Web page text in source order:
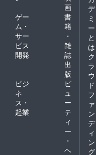
画
ゲー
ム・
サー
ビス
開発
書
籍
・
雑
誌
出
版
ビジ
ネ
ス・
起業
ビ
ュ
ー
テ
ィ
ー
・
ヘ
デ
ミ
ー
と
は
ク
ラ
ウ
ド
フ
ァ
ン
デ
ィ
ン
グ